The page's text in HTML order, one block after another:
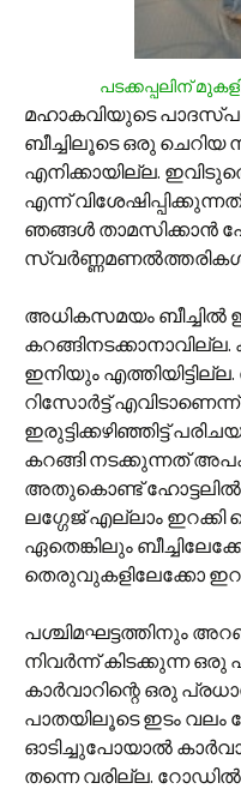
പടക്കപ്പലിന്
മഹാകവിയുടെ
ബീച്ചിലൂടെ ഒരു ചെറിയ
എനിക്കായില്ല.
എന്ന്
ഞങ്ങള്‍ താമസിക്കാന്‍
അധികസമയം
കറങ്ങിനടക്കാനാവില്ല.
ഇനിയും
റിസോര്‍ട്ട്
ഇരുട്ടിക്കഴിഞ്ഞിട്ട്
കറങ്ങി നടക്കുന്നത്
അതുകൊണ്ട് ഹോട്ടലില്‍
ലഗ്ഗേജ് എല്ലാം ഇറക്കി
ഏതെങ്കിലും
തെരുവുകളിലേക്കോ
പശ്ചിമഘട്ടത്തിനും
നിവര്‍ന്ന് കിടക്കുന്ന
കാര്‍വാറിന്റെ ഒരു
പാതയിലൂടെ ഇടം വലം
ഓടിച്ചുപോയാല്‍
തന്നെ വരില്ല. റോഡില്‍